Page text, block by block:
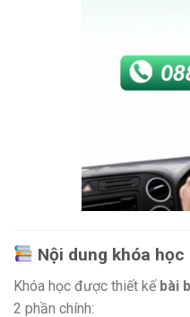
Nội dung khóa học
Khóa học được thiết kế bài
2 phần chính: